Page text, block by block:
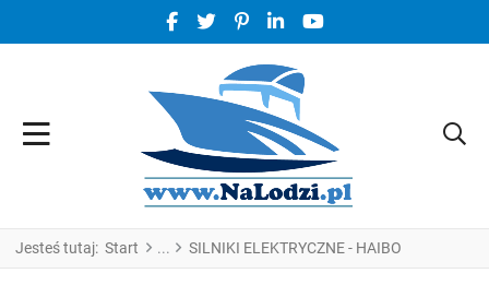
FACEBOOK SOCIAL LINK
TWITTER SOCIAL LINK
PINTEREST SOCIAL LINK
LINKEDIN SOCIAL LINK
YOUTUBE SOCIAL LINK
Jesteś tutaj: Start SILNIKI ELEKTRYCZNE - HAIBO